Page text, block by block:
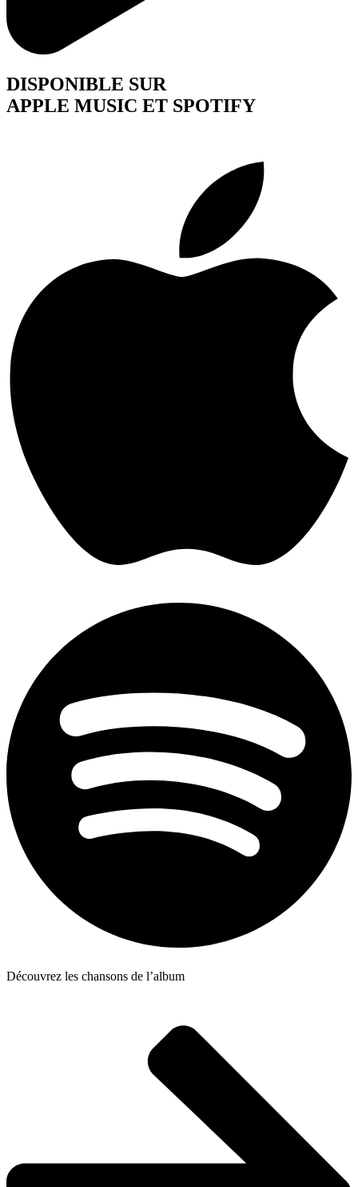
DISPONIBLE SUR
APPLE MUSIC ET SPOTIFY
Découvrez les chansons de l’album